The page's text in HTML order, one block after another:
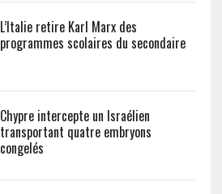
L’Italie retire Karl Marx des
programmes scolaires du secondaire
Chypre intercepte un Israélien
transportant quatre embryons
congelés